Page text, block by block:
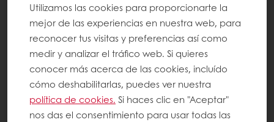
Utilizamos las cookies para proporcionarte la
mejor de las experiencias en nuestra web, para
reconocer tus visitas y preferencias así como
medir y analizar el tráfico web. Si quieres
conocer más acerca de las cookies, incluído
cómo deshabilitarlas, puedes ver nuestra
política de cookies. Si haces clic en "Aceptar"
nos das el consentimiento para usar todas las